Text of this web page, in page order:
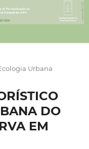
Urbana
DO
EM